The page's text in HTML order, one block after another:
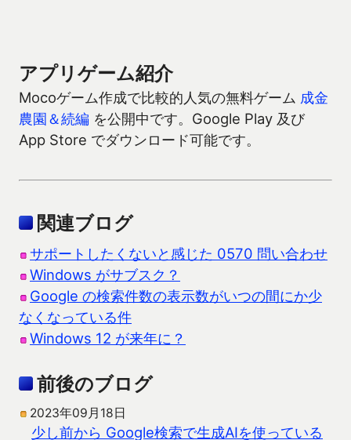
アプリゲーム紹介
Mocoゲーム作成で比較的人気の無料ゲーム 成金
農園＆続編 を公開中です。Google Play 及び
App Store でダウンロード可能です。
関連ブログ
サポートしたくないと感じた 0570 問い合わせ
Windows がサブスク？
Google の検索件数の表示数がいつの間にか少
なくなっている件
Windows 12 が来年に？
前後のブログ
2023年09月18日
少し前から Google検索で生成AIを使っている